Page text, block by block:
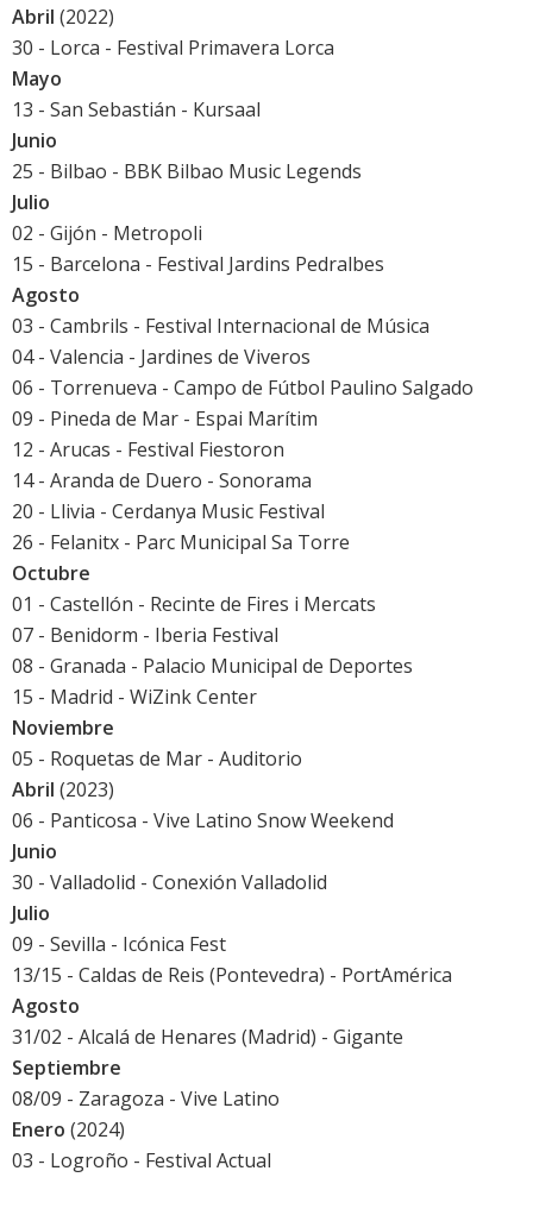
Abril (2022)
30 - Lorca - Festival Primavera Lorca
Mayo
13 - San Sebastián - Kursaal
Junio
25 - Bilbao - BBK Bilbao Music Legends
Julio
02 - Gijón - Metropoli
15 - Barcelona - Festival Jardins Pedralbes
Agosto
03 - Cambrils - Festival Internacional de Música
04 - Valencia - Jardines de Viveros
06 - Torrenueva - Campo de Fútbol Paulino Salgado
09 - Pineda de Mar - Espai Marítim
12 - Arucas - Festival Fiestoron
14 - Aranda de Duero - Sonorama
20 - Llivia - Cerdanya Music Festival
26 - Felanitx - Parc Municipal Sa Torre
Octubre
01 - Castellón - Recinte de Fires i Mercats
07 - Benidorm - Iberia Festival
08 - Granada - Palacio Municipal de Deportes
15 - Madrid - WiZink Center
Noviembre
05 - Roquetas de Mar - Auditorio
Abril (2023)
06 - Panticosa - Vive Latino Snow Weekend
Junio
30 - Valladolid - Conexión Valladolid
Julio
09 - Sevilla - Icónica Fest
13/15 - Caldas de Reis (Pontevedra) - PortAmérica
Agosto
31/02 - Alcalá de Henares (Madrid) - Gigante
Septiembre
08/09 - Zaragoza - Vive Latino
Enero (2024)
03 - Logroño - Festival Actual